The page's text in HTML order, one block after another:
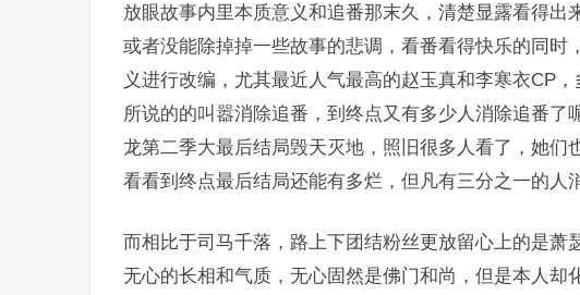
放眼故事内里本质意义和追番那末久，清楚显露看得出
或者没能除掉掉一些故事的悲调，看番看得快乐的同时
义进行改编，尤其最近人气最高的赵玉真和李寒衣CP
所说的的叫嚣消除追番，到终点又有多少人消除追番了
龙第二季大最后结局毁天灭地，照旧很多人看了，她们
看看到终点最后结局还能有多烂，但凡有三分之一的人
而相比于司马千落，路上下团结粉丝更放留心上的是萧
无心的长相和气质，无心固然是佛门和尚，但是本人却